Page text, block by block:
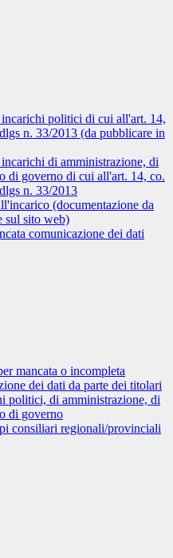
politici di cui all'art. 14,
n. 33/2013 (da pubblicare in
di amministrazione, di
di governo di cui all'art. 14, co.
n. 33/2013
(documentazione da
sul sito web)
comunicazione dei dati
mancata o incompleta
dei dati da parte dei titolari
politici, di amministrazione, di
di governo
consiliari regionali/provinciali